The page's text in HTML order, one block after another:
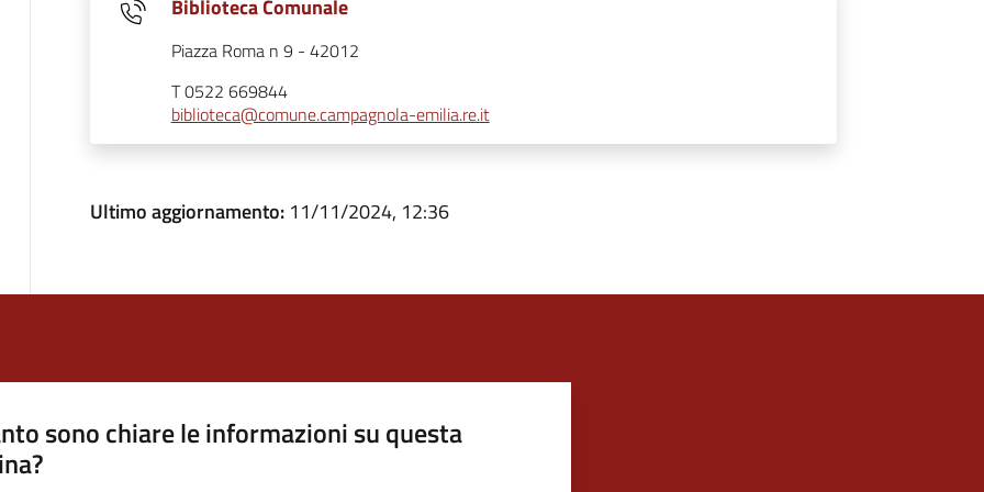
Biblioteca Comunale
Piazza Roma n 9 - 42012
T 0522 669844
biblioteca@comune.campagnola-emilia.re.it
Ultimo aggiornamento: 11/11/2024, 12:36
sono chiare le informazioni su questa